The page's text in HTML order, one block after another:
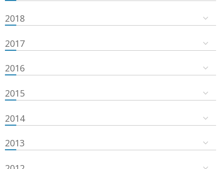
2018
2017
2016
2015
2014
2013